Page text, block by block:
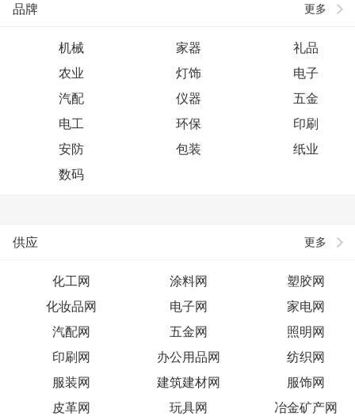
更多
品牌
机械 家器
礼品
农业
灯饰
电子
汽配
仪器
五金
电工
环保
印刷
安防
包装
纸业
数码
更多
供应
化工网 涂料网
塑胶网
化妆品网
电子网
家电网
汽配网
五金网
照明网
印刷网
办公用品网
纺织网
服装网
建筑建材网
服饰网
皮革网
玩具网
冶金矿产网